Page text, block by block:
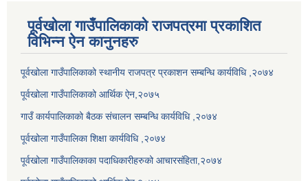
पूर्वखोला गाउँपालिकाको राजपत्रमा प्रकाशित
विभिन्न ऐन कानुनहरु
पूर्वखोला गाउँपालिकाको स्थानीय राजपत्र प्रकाशन सम्बन्धि कार्यविधि ,२०७४
पूर्वखोला गाउँपालिकाको आर्थिक ऐन,२०७५
गाउँ कार्यपालिकाको बैठक संचालन सम्बन्धि कार्यविधि ,२०७४
पूर्वखोला गाउँपालिका शिक्षा कार्यविधि ,२०७४
पूर्वखोला गाउँपालिकाका पदाधिकारीहरुको आचारसंहिता,२०७४